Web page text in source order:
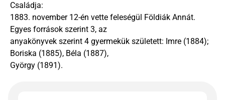
Családja:
1883. november 12-én vette feleségül Földiák Annát.
Egyes források szerint 3, az
anyakönyvek szerint 4 gyermekük született: Imre (1884);
Boriska (1885), Béla (1887),
György (1891).